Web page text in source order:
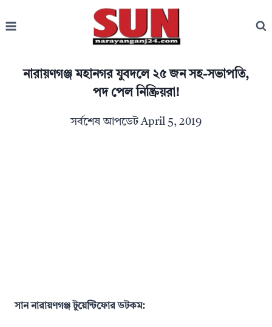
to
নারায়ণগঞ্জ মহানগর যুবদলে ২৫ জন সহ-সভাপতি,
পদ পেল নিষ্ক্রিয়রা!
সর্বশেষ আপডেটApril 5, 2019
সান নারায়ণগঞ্জ টুয়েন্টিফোর ডটকম: